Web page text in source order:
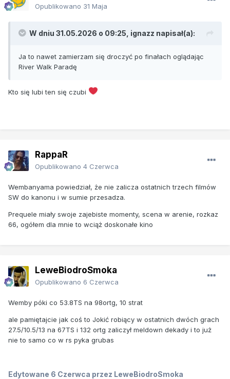
Opublikowano 31 Maja
W dniu 31.05.2026 o 09:25, ignazz napisał(a):
Ja to nawet zamierzam się droczyć po finałach oglądając
River Walk Paradę
Kto się lubi ten się czubi
RappaR
Opublikowano 4 Czerwca
Wembanyama powiedział, że nie zalicza ostatnich trzech filmów
SW do kanonu i w sumie przesadza.
Prequele miały swoje zajebiste momenty, scena w arenie, rozkaz
66, ogółem dla mnie to wciąż doskonałe kino
LeweBiodroSmoka
Opublikowano 6 Czerwca
Wemby póki co 53.8TS na 98ortg, 10 strat
ale pamiętajcie jak coś to Jokić robiący w ostatnich dwóch grach
27.5/10.5/13 na 67TS i 132 ortg zaliczył meldown dekady i to już
nie to samo co w rs pyka grubas
Edytowane 6 Czerwca przez LeweBiodroSmoka